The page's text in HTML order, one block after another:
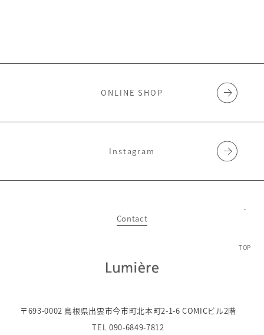
TOP
ONLINE SHOP
Instagram
Contact
〒693-0002 島根県出雲市今市町北本町2-1-6 COMICビル2階
TEL 090-6849-7812